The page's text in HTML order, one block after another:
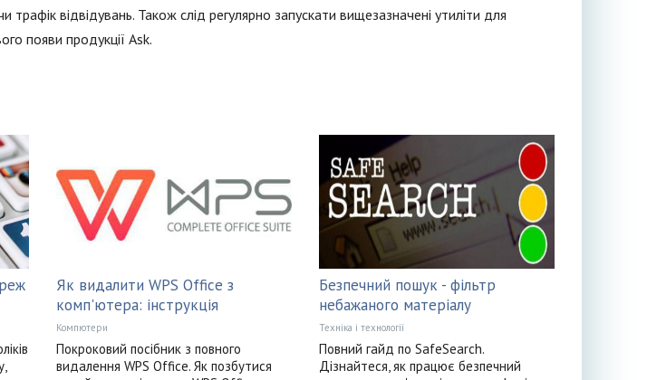
відвідувань. Також слід регулярно запускати вищезазначені утиліти для
появи продукції Ask.
Як видалити WPS Office з
комп'ютера: інструкція
Компютери
Покроковий посібник з повного
видалення WPS Office. Як позбутися
Безпечний пошук - фільтр
небажаного матеріалу
Техніка і технології
Повний гайд по SafeSearch.
Дізнайтеся, як працює безпечний